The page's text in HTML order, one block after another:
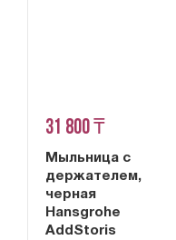
31 800 ₸
Мыльница с
держателем,
черная
Hansgrohe
AddStoris